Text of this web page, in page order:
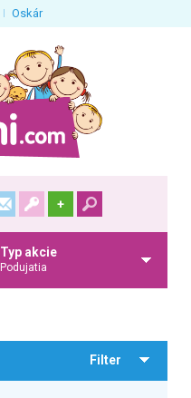
Oskár
+
Typ akcie
Podujatia
Filter